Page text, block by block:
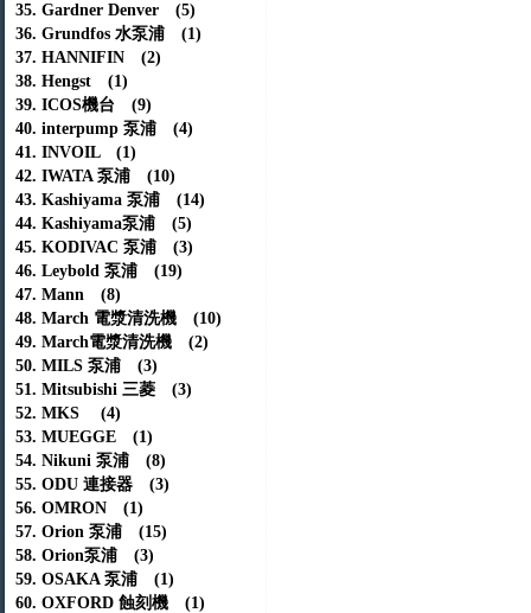
35. Gardner Denver (5)
36. Grundfos 水泵浦 (1)
37. HANNIFIN (2)
38. Hengst (1)
39. ICOS機台 (9)
40. interpump 泵浦 (4)
41. INVOIL (1)
42. IWATA 泵浦 (10)
43. Kashiyama 泵浦 (14)
44. Kashiyama泵浦 (5)
45. KODIVAC 泵浦 (3)
46. Leybold 泵浦 (19)
47. Mann (8)
48. March 電漿清洗機 (10)
49. March電漿清洗機 (2)
50. MILS 泵浦 (3)
51. Mitsubishi 三菱 (3)
52. MKS (4)
53. MUEGGE (1)
54. Nikuni 泵浦 (8)
55. ODU 連接器 (3)
56. OMRON (1)
57. Orion 泵浦 (15)
58. Orion泵浦 (3)
59. OSAKA 泵浦 (1)
60. OXFORD 蝕刻機 (1)